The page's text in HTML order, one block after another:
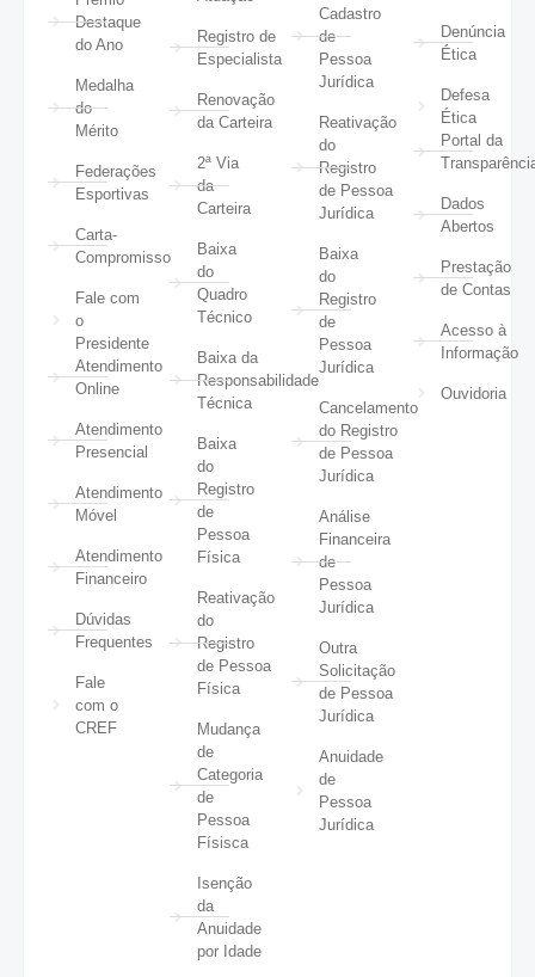
Destaque
do Ano
Medalha
do
Mérito
Federações
Esportivas
Carta-
Compromisso
Fale com
o
Presidente
Atendimento
Online
Atendimento
Presencial
Atendimento
Móvel
Atendimento
Financeiro
Dúvidas
Frequentes
Fale
com o
CREF
Registro de
Especialista
Renovação
da Carteira
2ª Via
da
Carteira
Baixa
do
Quadro
Técnico
Baixa da
Responsabilidade
Técnica
Baixa
do
Registro
de
Pessoa
Física
Reativação
do
Registro
de Pessoa
Física
Mudança
de
Categoria
de
Pessoa
Físisca
Isenção
da
Anuidade
por Idade
Cadastro
de
Pessoa
Jurídica
Reativação
do
Registro
de Pessoa
Jurídica
Baixa
do
Registro
de
Pessoa
Jurídica
Cancelamento
do Registro
de Pessoa
Jurídica
Análise
Financeira
de
Pessoa
Jurídica
Outra
Solicitação
de Pessoa
Jurídica
Anuidade
de
Pessoa
Jurídica
Denúncia
Ética
Defesa
Ética
Portal da
Dados
Abertos
Prestação
de Contas
Acesso à
Informação
Ouvidoria